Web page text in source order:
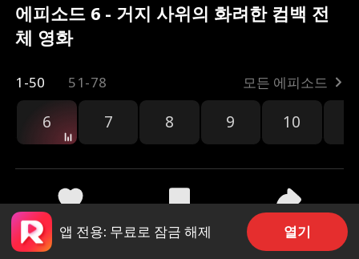
에피소드 6 - 거지 사위의 화려한 컴백 전
체 영화
1-50 51-78 모든 에피소드
6 7 8 9 10
2.4k 4.9k 공유
앱 전용: 무료로 잠금 해제 열기